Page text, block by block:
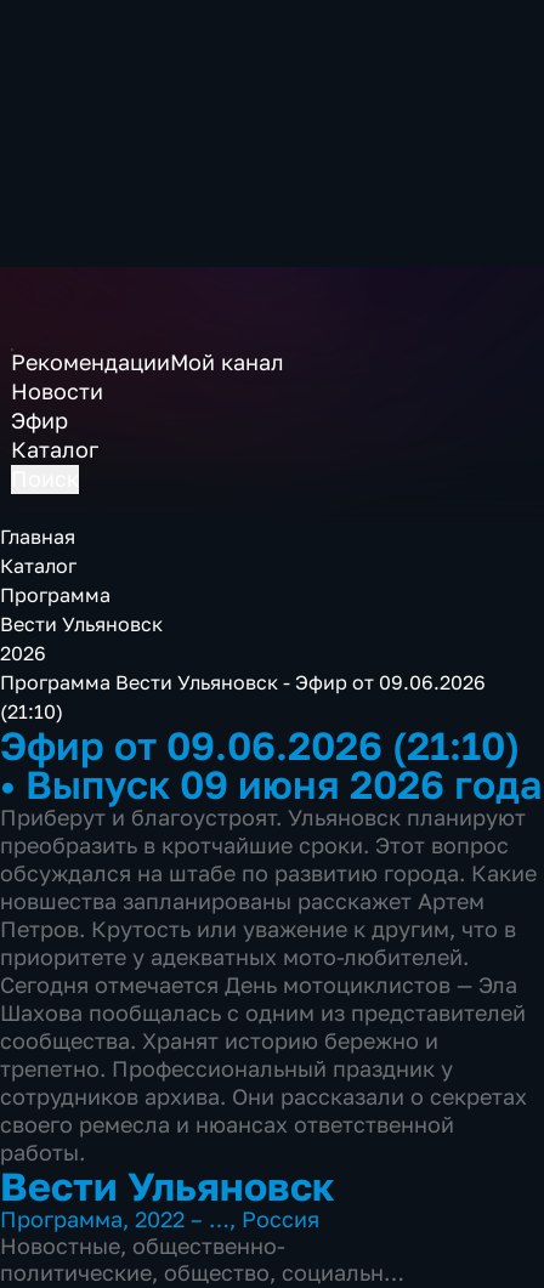
РекомендацииМой канал
Новости
Эфир
Каталог
Главная
Каталог
Программа
Вести Ульяновск
2026
Программа Вести Ульяновск - Эфир от 09.06.2026
(21:10)
Эфир от 09.06.2026 (21:10)
• Выпуск 09 июня 2026 года
Приберут и благоустроят. Ульяновск планируют
преобразить в кротчайшие сроки. Этот вопрос
обсуждался на штабе по развитию города. Какие
новшества запланированы расскажет Артем
Петров. Крутость или уважение к другим, что в
приоритете у адекватных мото-любителей.
Сегодня отмечается День мотоциклистов — Эла
Шахова пообщалась с одним из представителей
сообщества. Хранят историю бережно и
трепетно. Профессиональный праздник у
сотрудников архива. Они рассказали о секретах
своего ремесла и нюансах ответственной
работы.
Вести Ульяновск
Программа, 2022 – …, Россия
Новостные, общественно-
политические, общество, социально-